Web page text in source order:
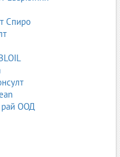
Спиро
рай ООД